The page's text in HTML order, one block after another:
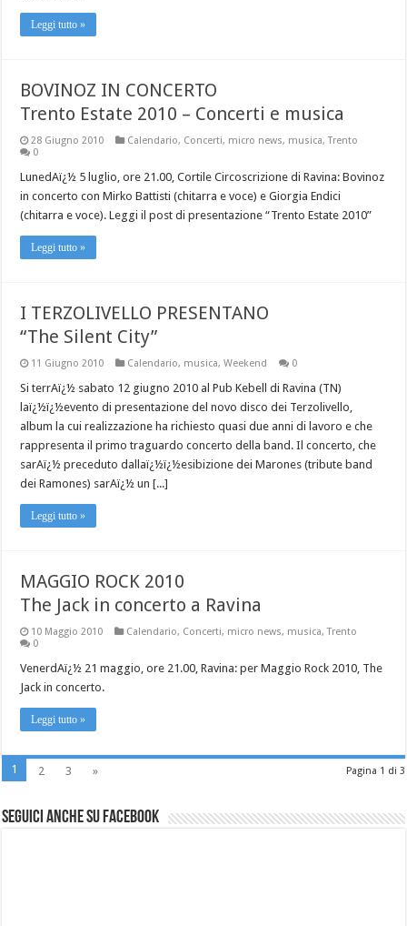
Leggi tutto »
BOVINOZ IN CONCERTO
Trento Estate 2010 – Concerti e musica
28 Giugno 2010 Calendario, Concerti, micro news, musica,Trento
0
LunedAï¿½ 5 luglio, ore 21.00, Cortile Circoscrizione di Ravina: Bovinoz
in concerto con Mirko Battisti (chitarra e voce) e Giorgia Endici
(chitarra e voce). Leggi il post di presentazione “Trento Estate 2010”
Leggi tutto »
I TERZOLIVELLO PRESENTANO
“The Silent City”
11 Giugno 2010 Calendario, musica,Weekend 0
Si terrAï¿½ sabato 12 giugno 2010 al Pub Kebell di Ravina (TN)
laï¿½ï¿½evento di presentazione del novo disco dei Terzolivello,
album la cui realizzazione ha richiesto quasi due anni di lavoro e che
rappresenta il primo traguardo concerto della band. Il concerto, che
sarAï¿½ preceduto dallaï¿½ï¿½esibizione dei Marones (tribute band
dei Ramones) sarAï¿½ un [...]
Leggi tutto »
MAGGIO ROCK 2010
The Jack in concerto a Ravina
10 Maggio 2010 Calendario, Concerti, micro news, musica,Trento
0
VenerdAï¿½ 21 maggio, ore 21.00, Ravina: per Maggio Rock 2010, The
Jack in concerto.
Leggi tutto »
Pagina 1 di 3
1 2 3 »
Seguici anche su Facebook